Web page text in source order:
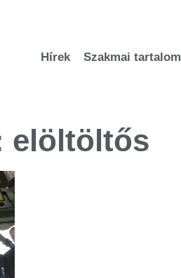
Hírek Szakmai tartalom
elöltöltős